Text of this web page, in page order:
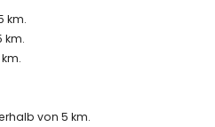
gegen Aufpreis
(auf Anfrage)
für Ihren Urlaub in
km.
km.
von 5 km.